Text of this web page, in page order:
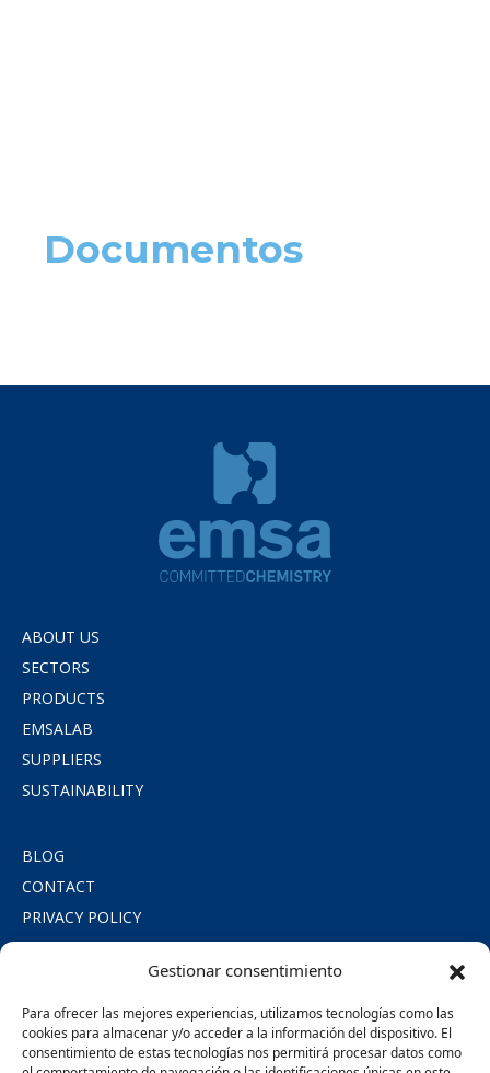
Gestionar consentimiento
Para ofrecer las mejores experiencias, utilizamos tecnologías como las
cookies para almacenar y/o acceder a la información del dispositivo. El
consentimiento de estas tecnologías nos permitirá procesar datos como
Documentos
ABOUT US
SECTORS
PRODUCTS
EMSALAB
SUPPLIERS
SUSTAINABILITY
BLOG
CONTACT
PRIVACY POLICY
COOKIE POLICY
SOCIAL COMMITMENT